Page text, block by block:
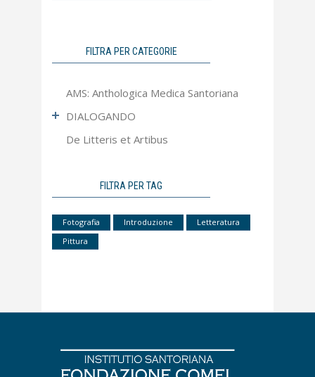
FILTRA PER CATEGORIE
AMS: Anthologica Medica Santoriana
DIALOGANDO
Ultimo Numero
Apocrifa
Contributi
De Litteris et Artibus
FILTRA PER TAG
Fotografia Introduzione
Letteratura
Pittura